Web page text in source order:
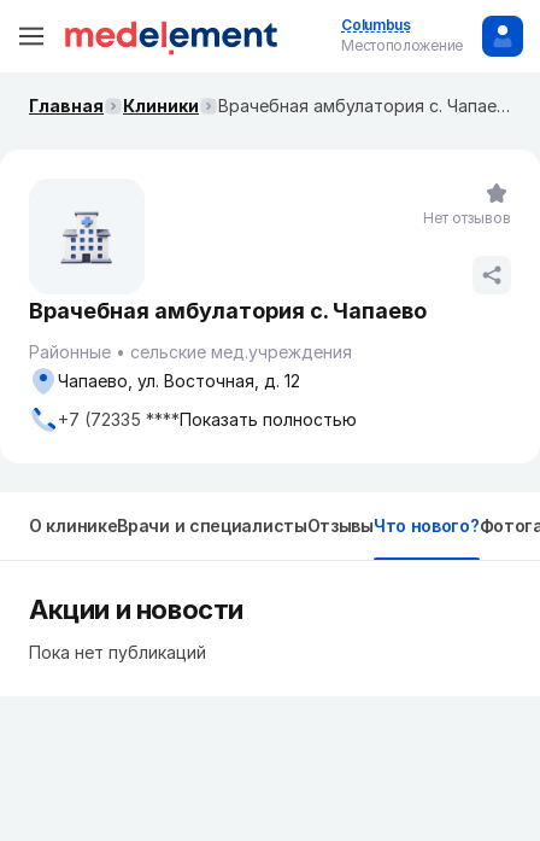
Columbus
Местоположение
Главная Клиники Врачебная амбулатория с. Чапаево
Врачебная амбулатория с. Чапаево
Районные
сельские мед.учреждения
Чапаево, ул. Восточная, д. 12
+7 (72335 ****Показать полностью
Нет отзывов
О клиникеВрачи и специалистыОтзывыЧто нового?
Акции и новости
Пока нет публикаций